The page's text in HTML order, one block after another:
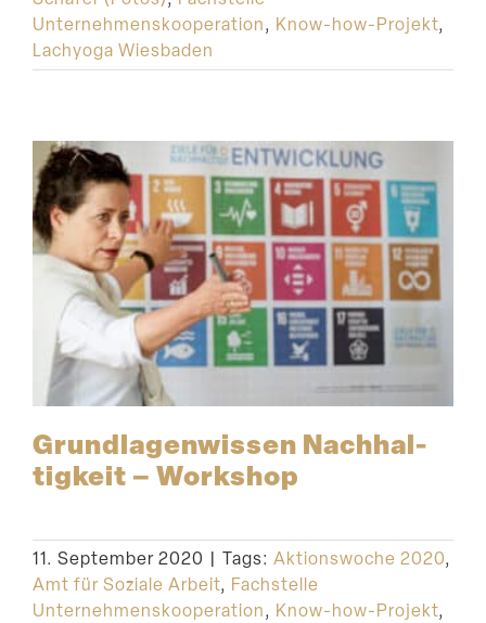
Unternehmenskooperation, Know-how-Projekt,
Lachyoga Wiesbaden
Grund­la­gen­wissen Nachhal­
tigkeit – Workshop
11. September 2020 | Tags: Aktionswoche 2020,
Amt für Soziale Arbeit, Fachstelle
Unternehmenskooperation, Know-how-Projekt,